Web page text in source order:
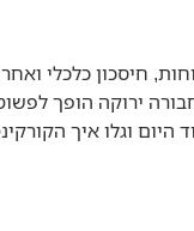
חיסכון כלכלי
ירוקה הופך